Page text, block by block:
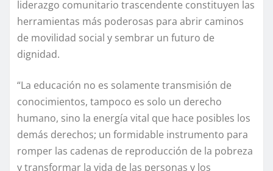
liderazgo comunitario trascendente constituyen las
herramientas más poderosas para abrir caminos
de movilidad social y sembrar un futuro de
dignidad.
“La educación no es solamente transmisión de
conocimientos, tampoco es solo un derecho
humano, sino la energía vital que hace posibles los
demás derechos; un formidable instrumento para
romper las cadenas de reproducción de la pobreza
y transformar la vida de las personas y los